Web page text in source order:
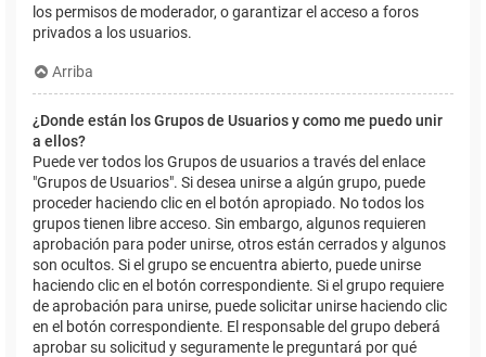
los permisos de moderador, o garantizar el acceso a foros
privados a los usuarios.
Arriba
¿Donde están los Grupos de Usuarios y como me puedo unir
a ellos?
Puede ver todos los Grupos de usuarios a través del enlace
"Grupos de Usuarios". Si desea unirse a algún grupo, puede
proceder haciendo clic en el botón apropiado. No todos los
grupos tienen libre acceso. Sin embargo, algunos requieren
aprobación para poder unirse, otros están cerrados y algunos
son ocultos. Si el grupo se encuentra abierto, puede unirse
haciendo clic en el botón correspondiente. Si el grupo requiere
de aprobación para unirse, puede solicitar unirse haciendo clic
en el botón correspondiente. El responsable del grupo deberá
aprobar su solicitud y seguramente le preguntará por qué